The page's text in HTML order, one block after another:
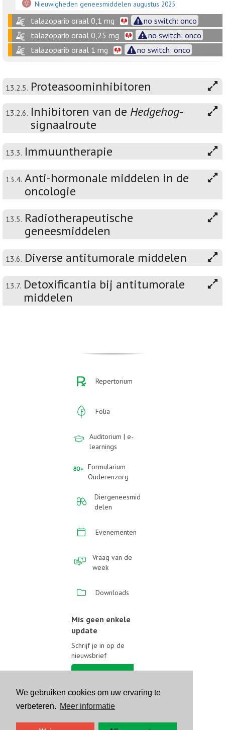
We gebruiken cookies om uw ervaring te
verbeteren. Meer informatie
Nieuwigheden geneesmiddelen augustus 2025
talazoparib oraal 0,1 mg
no switch: onco
talazoparib oraal 0,25 mg
no switch: onco
talazoparib oraal 1 mg
no switch: onco
13.2.5. Proteasoominhibitoren
13.2.6. Inhibitoren van de Hedgehog-
signaalroute
13.3. Immuuntherapie
13.4. Anti-hormonale middelen in de
oncologie
13.5. Radiotherapeutische
geneesmiddelen
13.6. Diverse antitumorale middelen
13.7. Detoxificantia bij antitumorale
middelen
Repertorium
Folia
Auditorium | e-
learnings
Formularium
Ouderenzorg
Diergeneesmid
delen
Evenementen
Vraag van de
week
Downloads
Mis geen enkele
update
Schrijf je in op de
nieuwsbrief
Volg ons op sociale media